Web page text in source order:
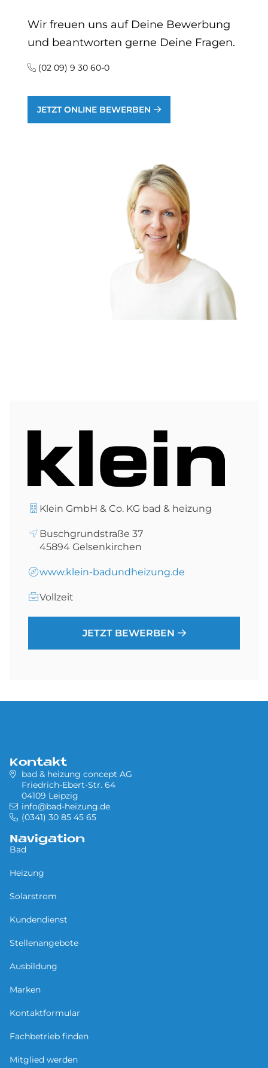
Wir freuen uns auf Deine Bewerbung
und beantworten gerne Deine Fragen.
(02 09) 9 30 60-0
JETZT ONLINE BEWERBEN
Klein GmbH & Co. KG bad & heizung
Buschgrundstraße 37
45894 Gelsenkirchen
www.klein-badundheizung.de
Vollzeit
JETZT BEWERBEN
Kontakt
bad & heizung concept AG
Friedrich-Ebert-Str. 64
04109 Leipzig
info@bad-heizung.de
(0341) 30 85 45 65
Navigation
Bad
Heizung
Solarstrom
Kundendienst
Stellenangebote
Ausbildung
Marken
Kontaktformular
Fachbetrieb finden
Mitglied werden